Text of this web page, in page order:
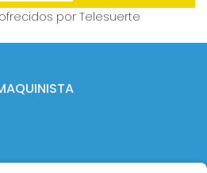
ofrecidos por Telesuerte